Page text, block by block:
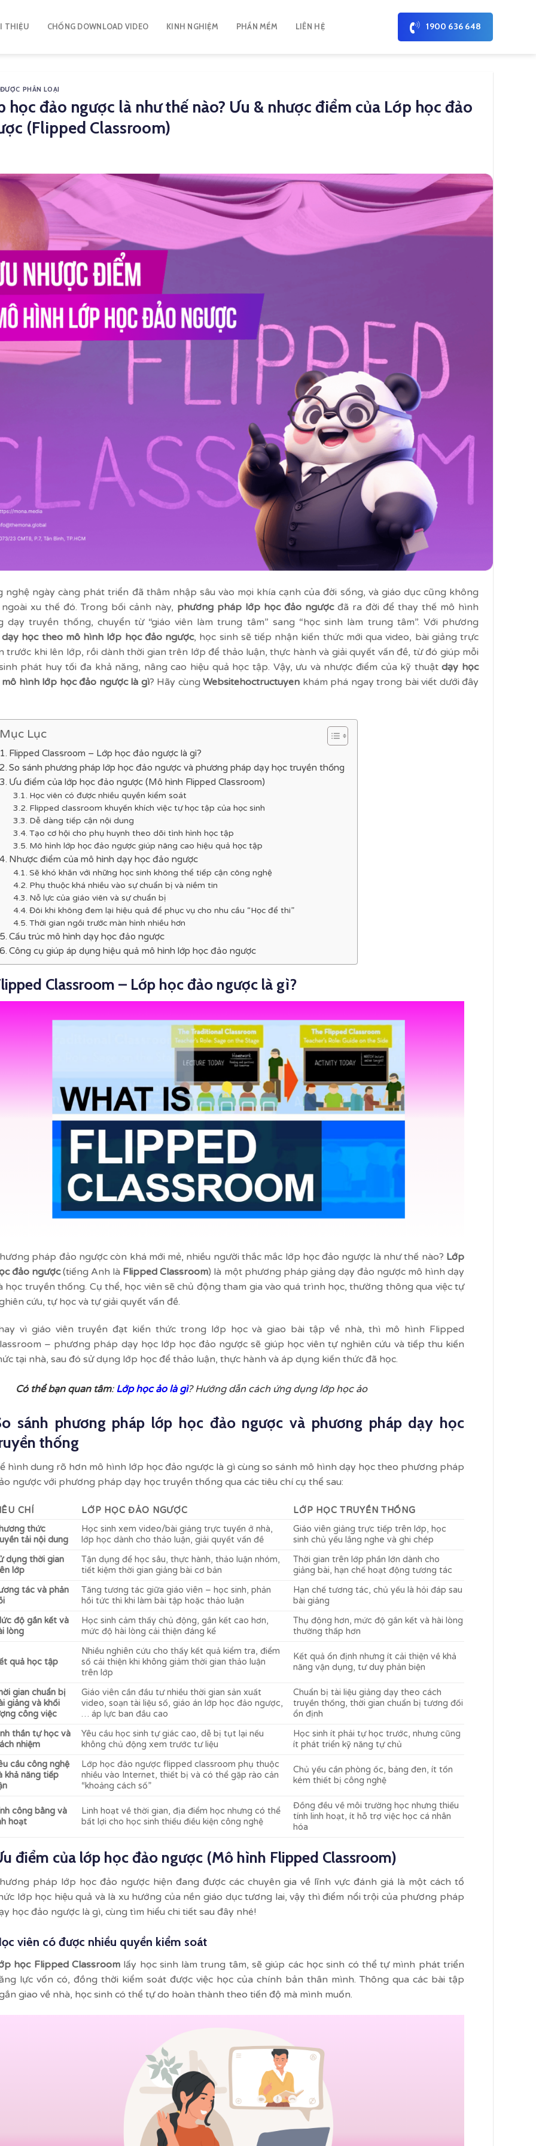
THIỆU CHỐNG DOWNLOAD VIDEO KINH NGHIỆM PHẦN MỀM LIÊN HỆ 1900 636 648
PHÂN LOẠI
học đảo ngược là như thế nào? Ưu & nhược điểm của Lớp học đảo
(Flipped Classroom)
nghệ ngày càng phát triển đã thâm nhập sâu vào mọi khía cạnh của đời sống, và giáo dục cũng không
xu thế đó. Trong bối cảnh này, phương pháp lớp học đảo ngượcđã ra đời để thay thế mô hình
dạy truyền thống, chuyển từ “giáo viên làm trung tâm” sang “học sinh làm trung tâm”. Với phương
dạy học theo mô hình lớp học đảo ngược, học sinh sẽ tiếp nhận kiến thức mới qua video, bài giảng trực
trước khi lên lớp, rồi dành thời gian trên lớp để thảo luận, thực hành và giải quyết vấn đề, từ đó giúp mỗi
phát huy tối đa khả năng, nâng cao hiệu quả học tập. Vậy, ưu và nhược điểm của kỹ thuậtdạy học
hình lớp học đảo ngược là gì? Hãy cùngWebsitehoctructuyen khám phá ngay trong bài viết dưới đây
Mục Lục
Flipped Classroom – Lớp học đảo ngược là gì?
So sánh phương pháp lớp học đảo ngược​ và phương pháp dạy học truyền thống
Ưu điểm của lớp học đảo ngược (Mô hình Flipped Classroom)
Học viên có được nhiều quyền kiểm soát
Flipped classroom khuyến khích việc tự học tập của học sinh
Dễ dàng tiếp cận nội dung
Tạo cơ hội cho phụ huynh theo dõi tình hình học tập
Mô hình lớp học đảo ngược giúp nâng cao hiệu quả học tập
Nhược điểm của mô hình dạy học đảo ngược
Sẽ khó khăn với những học sinh không thể tiếp cận công nghệ
Phụ thuộc khá nhiều vào sự chuẩn bị và niềm tin
Nỗ lực của giáo viên và sự chuẩn bị
Đôi khi không đem lại hiệu quả để phục vụ cho nhu cầu “Học để thi”
Thời gian ngồi trước màn hình nhiều hơn
Cấu trúc mô hình dạy học đảo ngược
Công cụ giúp áp dụng hiệu quả mô hình lớp học đảo ngược
Classroom – Lớp học đảo ngược là gì?
pháp đảo ngược còn khá mới mẻ, nhiều người thắc mắc lớp học đảo ngược là như thế nào? Lớp
đảo ngược(tiếng Anh là Flipped Classroom) là một phương pháp giảng dạy đảo ngược mô hình dạy
học truyền thống. Cụ thể, học viên sẽ chủ động tham gia vào quá trình học, thường thông qua việc tự
cứu, tự học và tự giải quyết vấn đề.
vì giáo viên truyền đạt kiến thức trong lớp học và giao bài tập về nhà, thì mô hình Flipped
– phương pháp dạy học lớp học đảo ngược sẽ giúp học viên tự nghiên cứu và tiếp thu kiến
tại nhà, sau đó sử dụng lớp học để thảo luận, thực hành và áp dụng kiến thức đã học.
Có thể bạn quan tâm: Lớp học ảo là gì? Hướng dẫn cách ứng dụng lớp học ảo
sánh phương pháp lớp học đảo ngược​ và phương pháp dạy học
thống
hình dung rõ hơn mô hình lớp học đảo ngược là gì cùng so sánh mô hình dạy học theo phương pháp
ngược với phương pháp dạy học truyền thống qua các tiêu chí cụ thể sau:
CHÍ LỚP HỌC ĐẢO NGƯỢC
LỚP HỌC TRUYỀN THỐNG
thức
tải nội dung
Học sinh xem video/bài giảng trực tuyến ở nhà,
lớp học dành cho thảo luận, giải quyết vấn đề
Giáo viên giảng trực tiếp trên lớp, học
sinh chủ yếu lắng nghe và ghi chép
dụng thời gian
lớp
Tận dụng để học sâu, thực hành, thảo luận nhóm,
tiết kiệm thời gian giảng bài cơ bản
Thời gian trên lớp phần lớn dành cho
giảng bài, hạn chế hoạt động tương tác
tác và phản
Tăng tương tác giữa giáo viên – học sinh, phản
hồi tức thì khi làm bài tập hoặc thảo luận
Hạn chế tương tác, chủ yếu là hỏi đáp sau
bài giảng
độ gắn kết và
lòng
Học sinh cảm thấy chủ động, gắn kết cao hơn,
mức độ hài lòng cải thiện đáng kể
Thụ động hơn, mức độ gắn kết và hài lòng
thường thấp hơn
quả học tập
Nhiều nghiên cứu cho thấy kết quả kiểm tra, điểm
số cải thiện khi không giảm thời gian thảo luận
trên lớp
Kết quả ổn định nhưng ít cải thiện về khả
năng vận dụng, tư duy phản biện
gian chuẩn bị
giảng và khối
công việc
Giáo viên cần đầu tư nhiều thời gian sản xuất
video, soạn tài liệu số, giáo án lớp học đảo ngược,
… áp lực ban đầu cao
Chuẩn bị tài liệu giảng dạy theo cách
truyền thống, thời gian chuẩn bị tương đối
ổn định
thần tự học và
nhiệm
Yêu cầu học sinh tự giác cao, dễ bị tụt lại nếu
không chủ động xem trước tư liệu
Học sinh ít phải tự học trước, nhưng cũng
ít phát triển kỹ năng tự chủ
cầu công nghệ
khả năng tiếp
Lớp học đảo ngược flipped classroom phụ thuộc
nhiều vào Internet, thiết bị và có thể gặp rào cản
“khoảng cách số”
Chủ yếu cần phòng ốc, bảng đen, ít tốn
kém thiết bị công nghệ
công bằng và
hoạt
Linh hoạt về thời gian, địa điểm học nhưng có thể
bất lợi cho học sinh thiếu điều kiện công nghệ
Đồng đều về môi trường học nhưng thiếu
tính linh hoạt, ít hỗ trợ việc học cá nhân
hóa
điểm của lớp học đảo ngược (Mô hình Flipped Classroom)
pháp lớp học đảo ngược hiện đang được các chuyên gia về lĩnh vực đánh giá là một cách tổ
lớp học hiệu quả và là xu hướng của nền giáo dục tương lai, vậy thì điểm nổi trội của phương pháp
học đảo ngược là gì, cùng tìm hiểu chi tiết sau đây nhé!
viên có được nhiều quyền kiểm soát
học Flipped Classroomlấy học sinh làm trung tâm, sẽ giúp các học sinh có thể tự mình phát triển
lực vốn có, đồng thời kiểm soát được việc học của chính bản thân mình. Thông qua các bài tập
giao về nhà, học sinh có thể tự do hoàn thành theo tiến độ mà mình muốn.